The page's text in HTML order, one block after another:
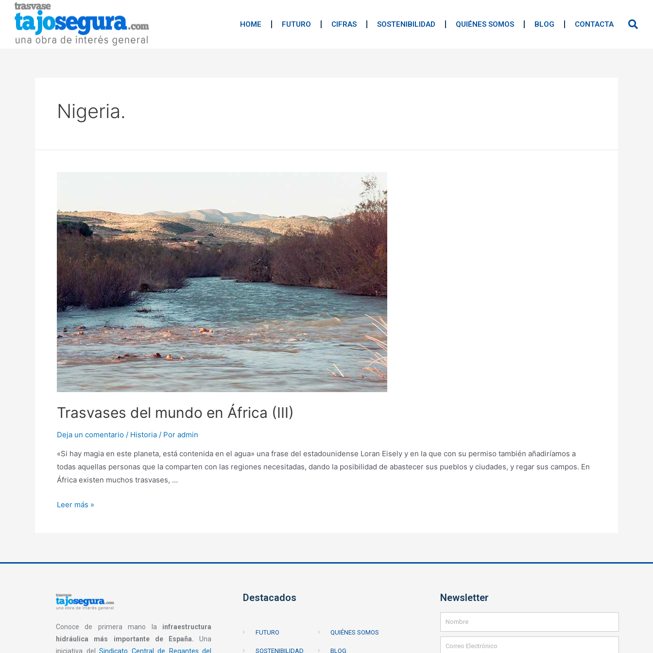
HOME FUTURO CIFRAS SOSTENIBILIDAD QUIÉNES SOMOS BLOG CONTACTA
Nigeria.
Trasvases del mundo en África (III)
Deja un comentario / Historia / Por admin
«Si hay magia en este planeta, está contenida en el agua» una frase del estadounidense Loran Eisely y en la que con su permiso también añadiríamos a
todas aquellas personas que la comparten con las regiones necesitadas, dando la posibilidad de abastecer sus pueblos y ciudades, y regar sus campos. En
África existen muchos trasvases, …
Leer más »
Conoce de primera mano la infraestructura
hidráulica más importante de España.Una
iniciativa delSindicato Central de Regantes del
Destacados
FUTURO
SOSTENIBILIDAD
QUIÉNES SOMOS
BLOG
Newsletter